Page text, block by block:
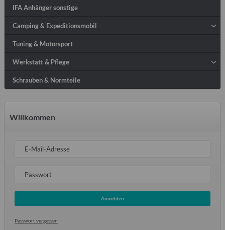
IFA Anhänger sonstige
Camping & Expeditionsmobil
Tuning & Motorsport
Werkstatt & Pflege
Schrauben & Normteile
Willkommen
E-Mail-Adresse
Passwort
Anmelden
Passwort vergessen